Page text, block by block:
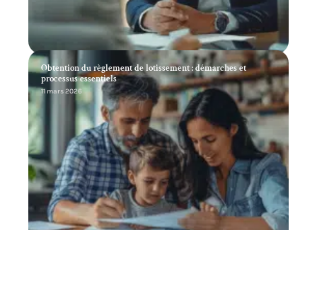
Obtention du règlement de lotissement : démarches et
processus essentiels
11 mars 2026